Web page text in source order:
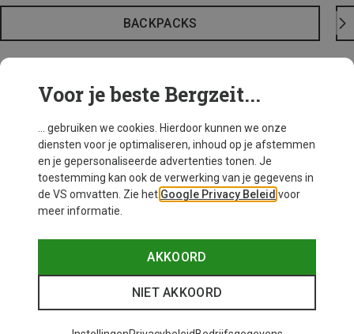
BACKPACKS
Voor je beste Bergzeit...
... gebruiken we cookies. Hierdoor kunnen we onze
diensten voor je optimaliseren, inhoud op je afstemmen
en je gepersonaliseerde advertenties tonen. Je
toestemming kan ook de verwerking van je gegevens in
de VS omvatten. Zie het Google Privacy Beleid voor
meer informatie.
AKKOORD
NIET AKKOORD